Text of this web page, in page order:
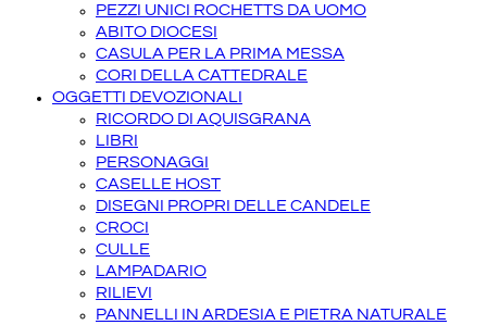
PEZZI UNICI ROCHETTS DA UOMO
ABITO DIOCESI
CASULA PER LA PRIMA MESSA
CORI DELLA CATTEDRALE
OGGETTI DEVOZIONALI
RICORDO DI AQUISGRANA
LIBRI
PERSONAGGI
CASELLE HOST
DISEGNI PROPRI DELLE CANDELE
CROCI
CULLE
LAMPADARIO
RILIEVI
PANNELLI IN ARDESIA E PIETRA NATURALE